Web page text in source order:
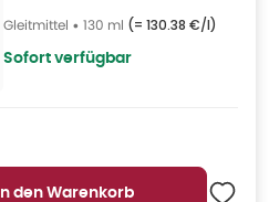
Gleitmittel • 130 ml (= 130.38 €/l)
Sofort verfügbar
In den Warenkorb